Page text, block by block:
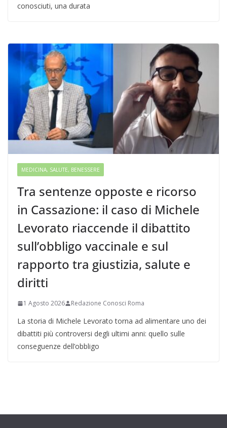
conosciuti, una durata
MEDICINA, SALUTE, BENESSERE
Tra sentenze opposte e ricorso
in Cassazione: il caso di Michele
Levorato riaccende il dibattito
sull’obbligo vaccinale e sul
rapporto tra giustizia, salute e
diritti
1 Agosto 2026 Redazione Conosci Roma
La storia di Michele Levorato torna ad alimentare uno dei
dibattiti più controversi degli ultimi anni: quello sulle
conseguenze dell’obbligo